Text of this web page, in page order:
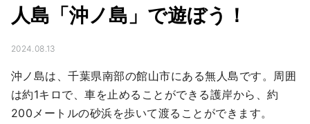
人島「沖ノ島」で遊ぼう！
2024.08.13
沖ノ島は、千葉県南部の館山市にある無人島です。周囲
は約1キロで、車を止めることができる護岸から、約
200メートルの砂浜を歩いて渡ることができます。